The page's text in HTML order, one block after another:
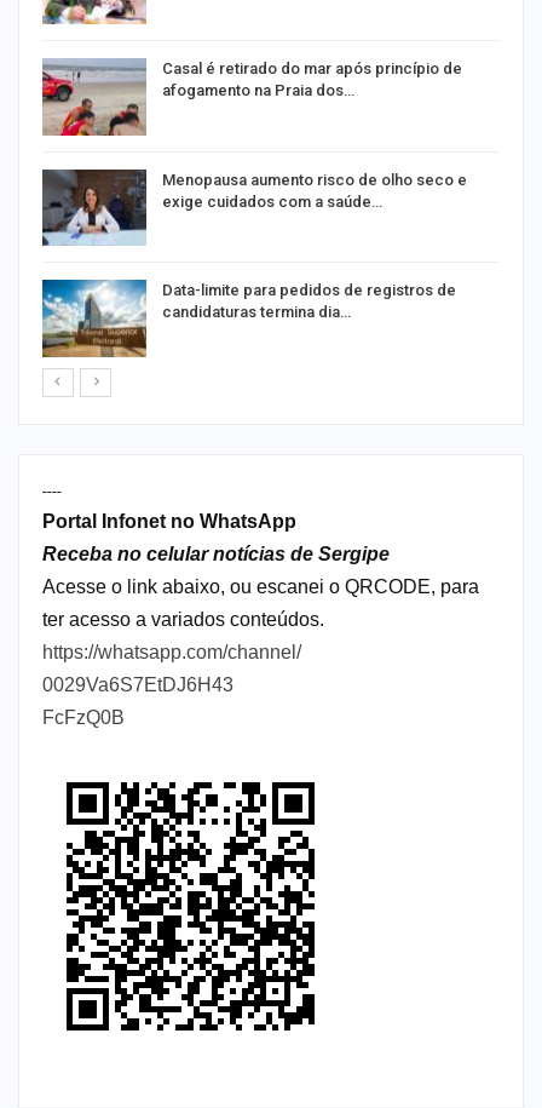
Casal é retirado do mar após princípio de
afogamento na Praia dos…
Menopausa aumento risco de olho seco e
exige cuidados com a saúde…
Data-limite para pedidos de registros de
candidaturas termina dia…
----
Portal Infonet no WhatsApp
Receba no celular notícias de Sergipe
Acesse o link abaixo, ou escanei o QRCODE, para
ter acesso a variados conteúdos.
https://whatsapp.com/channel/
0029Va6S7EtDJ6H43
FcFzQ0B